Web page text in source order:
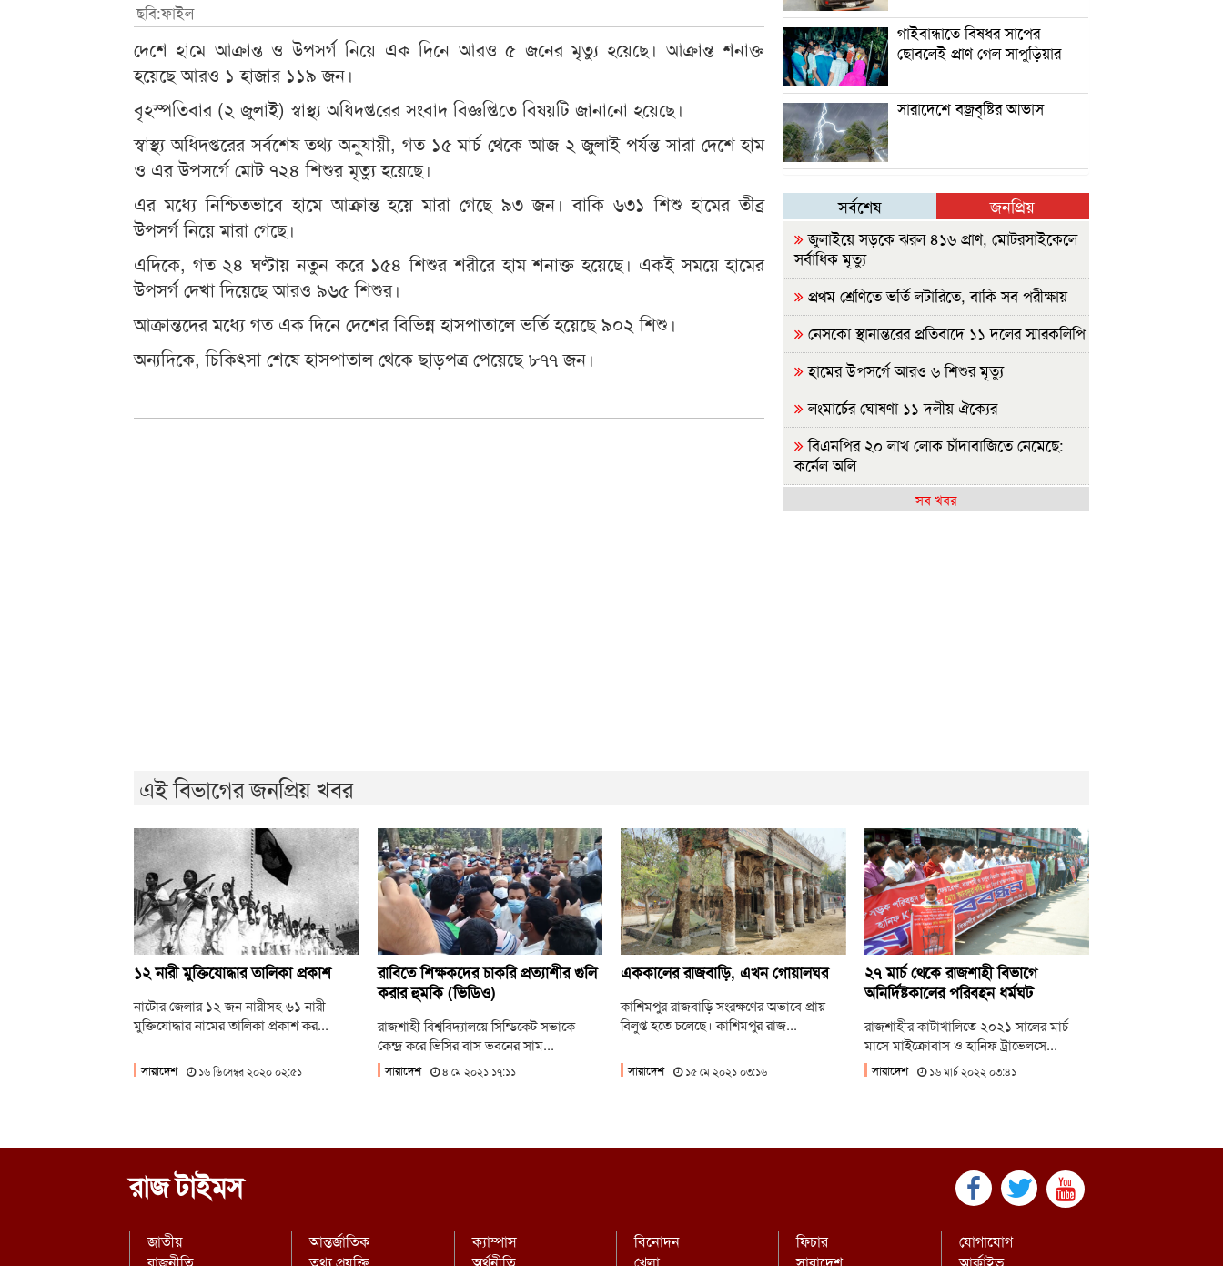
ছবি:ফাইল
দেশে হামে আক্রান্ত ও উপসর্গ নিয়ে এক দিনে আরও ৫ জনের মৃত্যু হয়েছে। আক্রান্ত শনাক্ত
হয়েছে আরও ১ হাজার ১১৯ জন।
বৃহস্পতিবার (২ জুলাই) স্বাস্থ্য অধিদপ্তরের সংবাদ বিজ্ঞপ্তিতে বিষয়টি জানানো হয়েছে।
স্বাস্থ্য অধিদপ্তরের সর্বশেষ তথ্য অনুযায়ী, গত ১৫ মার্চ থেকে আজ ২ জুলাই পর্যন্ত সারা দেশে হাম
ও এর উপসর্গে মোট ৭২৪ শিশুর মৃত্যু হয়েছে।
এর মধ্যে নিশ্চিতভাবে হামে আক্রান্ত হয়ে মারা গেছে ৯৩ জন। বাকি ৬৩১ শিশু হামের তীব্র
উপসর্গ নিয়ে মারা গেছে।
এদিকে, গত ২৪ ঘণ্টায় নতুন করে ১৫৪ শিশুর শরীরে হাম শনাক্ত হয়েছে। একই সময়ে হামের
উপসর্গ দেখা দিয়েছে আরও ৯৬৫ শিশুর।
আক্রান্তদের মধ্যে গত এক দিনে দেশের বিভিন্ন হাসপাতালে ভর্তি হয়েছে ৯০২ শিশু।
অন্যদিকে, চিকিৎসা শেষে হাসপাতাল থেকে ছাড়পত্র পেয়েছে ৮৭৭ জন।
গাইবান্ধাতে বিষধর সাপের
ছোবলেই প্রাণ গেল সাপুড়িয়ার
সারাদেশে বজ্রবৃষ্টির আভাস
সর্বশেষ জনপ্রিয়
জুলাইয়ে সড়কে ঝরল ৪১৬ প্রাণ, মোটরসাইকেলে
সর্বাধিক মৃত্যু
প্রথম শ্রেণিতে ভর্তি লটারিতে, বাকি সব পরীক্ষায়
নেসকো স্থানান্তরের প্রতিবাদে ১১ দলের স্মারকলিপি
হামের উপসর্গে আরও ৬ শিশুর মৃত্যু
লংমার্চের ঘোষণা ১১ দলীয় ঐক্যের
বিএনপির ২০ লাখ লোক চাঁদাবাজিতে নেমেছে:
কর্নেল অলি
হাসিনাকে কেন এমন সুযোগ দিল ভারত, প্রশ্ন
'আমাদের ভেতরের বিভেদ দেখেই ফ্যাসিবাদীরা
মুচকি হাসছে'- রাবি উপাচার্য
জুলাই গণঅভ্যুত্থানের দ্বিতীয় বর্ষপূর্তিতে রাকসুর
‘ভিক্টরি রান’ ম্যারাথন
জুলাই গণ-অভ্যুত্থানের দ্বিতীয় বার্ষিকীতে ইবি
ছাত্রদলের বৃক্ষরোপণ
সব খবর
এই বিভাগের জনপ্রিয় খবর
১২ নারী মুক্তিযোদ্ধার তালিকা প্রকাশ
নাটোর জেলার ১২ জন নারীসহ ৬১ নারী
মুক্তিযোদ্ধার নামের তালিকা প্রকাশ কর...
সারাদেশ ১৬ ডিসেম্বর ২০২০ ০২:৫১
রাবিতে শিক্ষকদের চাকরি প্রত্যাশীর গুলি
করার হুমকি (ভিডিও)
রাজশাহী বিশ্ববিদ্যালয়ে সিন্ডিকেট সভাকে
কেন্দ্র করে ভিসির বাস ভবনের সাম...
সারাদেশ ৪ মে ২০২১ ১৭:১১
এককালের রাজবাড়ি, এখন গোয়ালঘর
কাশিমপুর রাজবাড়ি সংরক্ষণের অভাবে প্রায়
বিলুপ্ত হতে চলেছে। কাশিমপুর রাজ...
সারাদেশ ১৫ মে ২০২১ ০৩:১৬
২৭ মার্চ থেকে রাজশাহী বিভাগে
অনির্দিষ্টকালের পরিবহন ধর্মঘট
রাজশাহীর কাটাখালিতে ২০২১ সালের মার্চ
মাসে মাইক্রোবাস ও হানিফ ট্রাভেলসে...
সারাদেশ ১৬ মার্চ ২০২২ ০৩:৪১
রাজ টাইমস
জাতীয়
রাজনীতি
আন্তর্জাতিক
তথ্য প্রযুক্তি
ক্যাম্পাস
অর্থনীতি
বিনোদন
খেলা
ফিচার
সারাদেশ
যোগাযোগ
আর্কাইভ